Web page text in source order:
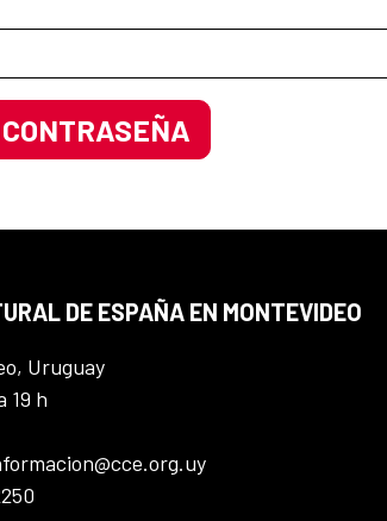
DE ESPAÑA EN MONTEVIDEO
Uruguay
19 h